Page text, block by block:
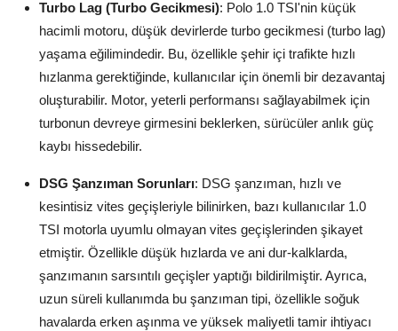
Şanzıman & Aktarma
Dizel Sistemler
Multimedya & Elektronik
Turbo Lag (Turbo Gecikmesi): Polo 1.0 TSI'nin küçük
hacimli motoru, düşük devirlerde turbo gecikmesi (turbo lag)
yaşama eğilimindedir. Bu, özellikle şehir içi trafikte hızlı
hızlanma gerektiğinde, kullanıcılar için önemli bir dezavantaj
oluşturabilir. Motor, yeterli performansı sağlayabilmek için
turbonun devreye girmesini beklerken, sürücüler anlık güç
kaybı hissedebilir.
DSG Şanzıman Sorunları: DSG şanzıman, hızlı ve
kesintisiz vites geçişleriyle bilinirken, bazı kullanıcılar 1.0
TSI motorla uyumlu olmayan vites geçişlerinden şikayet
etmiştir. Özellikle düşük hızlarda ve ani dur-kalklarda,
şanzımanın sarsıntılı geçişler yaptığı bildirilmiştir. Ayrıca,
uzun süreli kullanımda bu şanzıman tipi, özellikle soğuk
havalarda erken aşınma ve yüksek maliyetli tamir ihtiyacı